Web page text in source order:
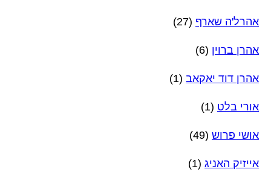
אהרל'ה שארף (27)
אהרן ברוין (6)
אהרן דוד יאקאב (1)
אורי בלט (1)
אושי פרוש (49)
אייזיק האניג (1)